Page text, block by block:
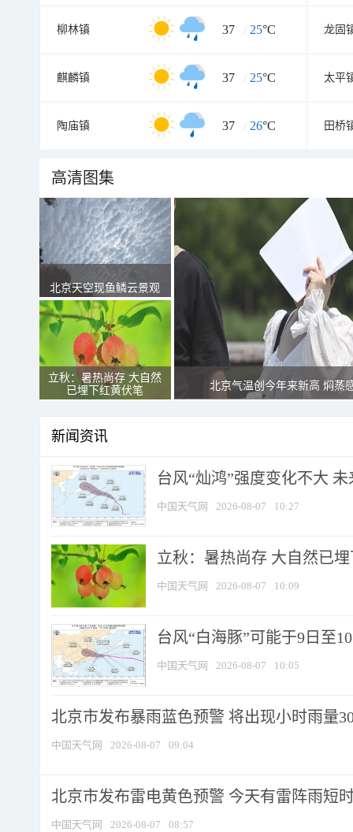
柳林镇 37 / 25°C 龙固
麒麟镇 37 / 25°C 太平
陶庙镇 37 / 26°C 田桥
高清图集
北京天空现鱼鳞云景观
立秋：暑热尚存 大自然
已埋下红黄伏笔
北京气温创今年来新高 焖蒸
新闻资讯
台风“灿鸿”强度变化不大
中国天气网 2026-08-07 10:27
立秋：暑热尚存 大自然已
中国天气网 2026-08-07 10:09
台风“白海豚”可能于9日至
中国天气网 2026-08-07 10:05
北京市发布暴雨蓝色预警 将出现小时雨量
中国天气网 2026-08-07 09:04
北京市发布雷电黄色预警 今天有雷阵雨短
中国天气网 2026-08-07 08:57